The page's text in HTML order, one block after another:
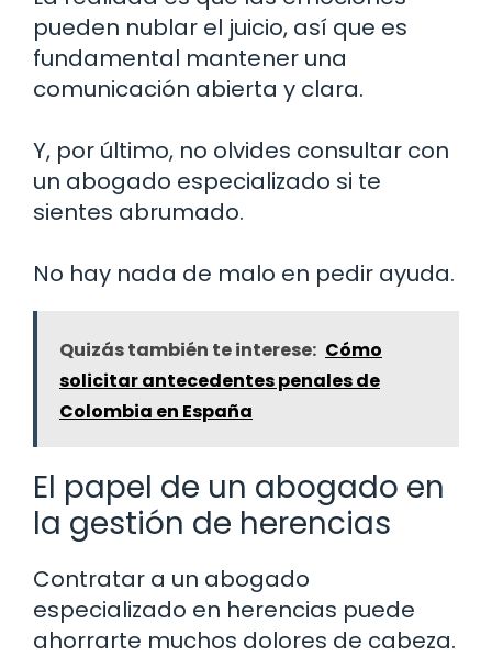
pueden nublar el juicio, así que es
fundamental mantener una
comunicación abierta y clara.
Y, por último, no olvides consultar con
un abogado especializado si te
sientes abrumado.
No hay nada de malo en pedir ayuda.
Quizás también te interese: Cómo
solicitar antecedentes penales de
Colombia en España
El papel de un abogado en
la gestión de herencias
Contratar a un abogado
especializado en herencias puede
ahorrarte muchos dolores de cabeza.